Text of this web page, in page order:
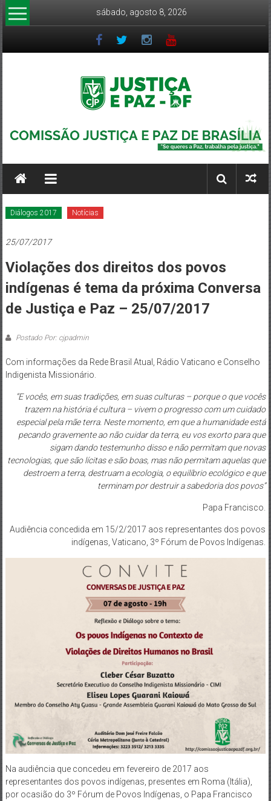
Pular
para
sábado, agosto 8, 2026
CJP-
Comissão
e
Paz
–
Arquidiocese
Brasília
Diálogos 2017 Notícias
25/07/2017
Violações dos direitos dos povos
indígenas é tema da próxima Conversa
de Justiça e Paz – 25/07/2017
Postado Por: cjpadmin
Com informações da Rede Brasil Atual, Rádio Vaticano e Conselho
Indigenista Missionário.
“E vocês, em suas tradições, em suas culturas – porque o que vocês
trazem na história é cultura – vivem o progresso com um cuidado
especial pela mãe terra. Neste momento, em que a humanidade está
pecando gravemente ao não cuidar da terra, eu vos exorto para que
sigam dando testemunho disso e não permitam que novas
tecnologias, que são lícitas e são boas, mas não permitam aquelas que
destroem a terra, destruam a ecologia, o equilíbrio ecológico e que
terminam por destruir a sabedoria dos povos”
Papa Francisco.
Audiência concedida em 15/2/2017 aos representantes dos povos
indígenas, Vaticano, 3º Fórum de Povos Indígenas.
Na audiência que concedeu em fevereiro de 2017 aos
representantes dos povos indígenas, presentes em Roma (Itália),
por ocasião do 3º Fórum de Povos Indígenas, o Papa Francisco